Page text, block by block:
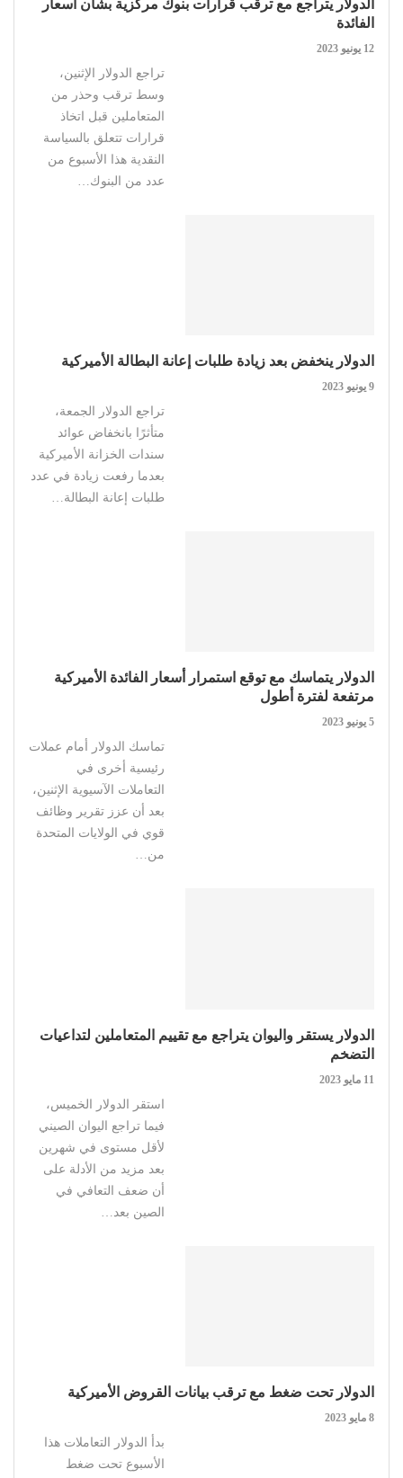
الدولار يتراجع مع ترقب قرارات بنوك مركزية بشأن أسعار
الفائدة
12 يونيو 2023
تراجع الدولار الإثنين،
وسط ترقب وحذر من
المتعاملين قبل اتخاذ
قرارات تتعلق بالسياسة
النقدية هذا الأسبوع من
عدد من البنوك…
الدولار ينخفض بعد زيادة طلبات إعانة البطالة الأميركية
9 يونيو 2023
تراجع الدولار الجمعة،
متأثرًا بانخفاض عوائد
سندات الخزانة الأميركية
بعدما رفعت زيادة في عدد
طلبات إعانة البطالة…
الدولار يتماسك مع توقع استمرار أسعار الفائدة الأميركية
مرتفعة لفترة أطول
5 يونيو 2023
تماسك الدولار أمام عملات
رئيسية أخرى في
التعاملات الآسيوية الإثنين،
بعد أن عزز تقرير وظائف
قوي في الولايات المتحدة
من…
الدولار يستقر واليوان يتراجع مع تقييم المتعاملين لتداعيات
التضخم
11 مايو 2023
استقر الدولار الخميس،
فيما تراجع اليوان الصيني
لأقل مستوى في شهرين
بعد مزيد من الأدلة على
أن ضعف التعافي في
الصين بعد…
الدولار تحت ضغط مع ترقب بيانات القروض الأميركية
8 مايو 2023
بدأ الدولار التعاملات هذا
الأسبوع تحت ضغط